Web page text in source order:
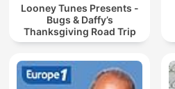
Looney Tunes Presents -
Bugs & Daffy’s
Thanksgiving Road Trip